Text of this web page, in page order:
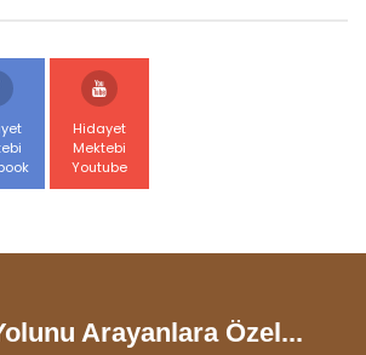
Hidayet
Mektebi
Youtube
Arayanlara Özel...